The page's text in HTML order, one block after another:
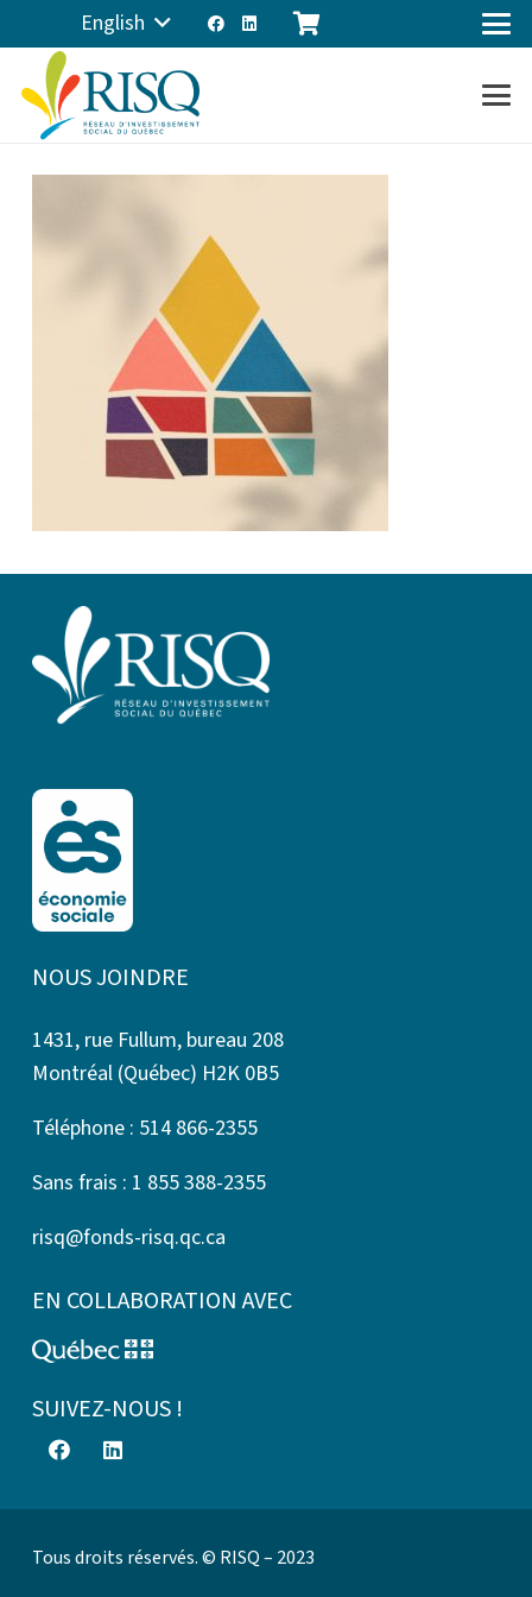
English
NOUS JOINDRE
1431, rue Fullum, bureau 208
Montréal (Québec) H2K 0B5
Téléphone : 514 866-2355
Sans frais : 1 855 388-2355
risq@fonds-risq.qc.ca
EN COLLABORATION AVEC
SUIVEZ-NOUS !
Tous droits réservés. © RISQ – 2023